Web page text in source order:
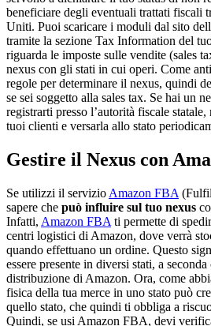
beneficiare degli eventuali trattati fiscali
Uniti. Puoi scaricare i moduli dal sito
tramite la sezione Tax Information del
riguarda le imposte sulle vendite (sales
nexus con gli stati in cui operi. Come
regole per determinare il nexus, quindi
se sei soggetto alla sales tax. Se hai un
registrarti presso l’autorità fiscale
tuoi clienti e versarla allo stato
Gestire il Nexus con
Se utilizzi il servizio Amazon FBA
sapere che può influire sul tuo nexus
Infatti, Amazon FBA ti permette di
centri logistici di Amazon, dove verrà
quando effettuano un ordine. Questo
essere presente in diversi stati, a
distribuzione di Amazon. Ora, come
fisica della tua merce in uno stato può
quello stato, che quindi ti obbliga a
Quindi, se usi Amazon FBA, devi